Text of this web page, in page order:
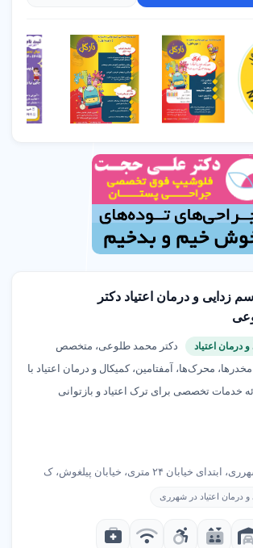
و درمان اعتیاد دکتر
اعتیاد
دکتر محمد طلوعی، متخصص
محرک‌ها، آمفتامین، کمیکال و درمان اعتیاد با
خدمات تخصصی برای ترک اعتیاد و بازتوانی
۲۴ متری، خیابان پیلغوش، ک
اعتیاد در شهرری